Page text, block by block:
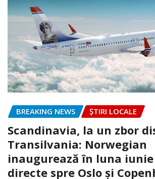
BREAKING NEWS ȘTIRI LOCALE
Scandinavia, la un zbor
Transilvania: Norwegian
inaugurează în luna
directe spre Oslo și